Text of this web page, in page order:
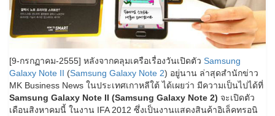
[9-กรกฏาคม-2555] หลังจากคลุมเครือเรื่องวันเปิดตัว Samsung
Galaxy Note II (Samsung Galaxy Note 2) อยู่นาน ล่าสุดสำนักข่าว
MK Business News ในประเทศเกาหลีใต้ ได้เผยว่า มีความเป็นไปได้ที่
Samsung Galaxy Note II (Samsung Galaxy Note 2) จะเปิดตัว
เดือนสิงหาคมนี้ ในงาน IFA 2012 ซึ่งเป็นงานแสดงสินค้าอิเล็คทรอนิ